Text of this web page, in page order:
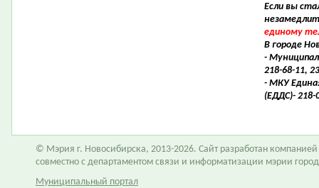
Если вы
единому
В городе
-
218-68-11,
- МКУ
(ЕДДС)- 218-
© Мэрия г. Новосибирска, 2013-2026. Сайт разработан компанией
совместно с департаментом связи и информатизации мэрии
Муниципальный портал